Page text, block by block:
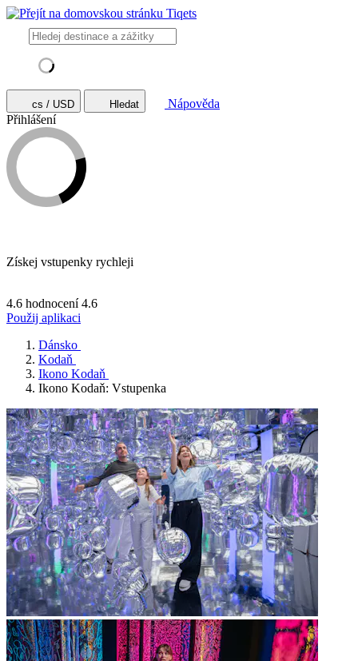
cs / USD Hledat
Nápověda
Přihlášení
Získej vstupenky rychleji
4.6 hodnocení 4.6
Použij aplikaci
Dánsko
Kodaň
Ikono Kodaň
Ikono Kodaň: Vstupenka